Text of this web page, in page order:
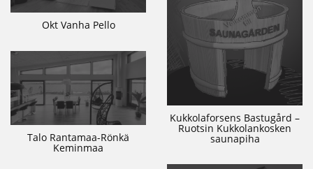
Okt Vanha Pello
Kukkolaforsens Bastugård –
Ruotsin Kukkolankosken
saunapiha
Talo Rantamaa-Rönkä
Keminmaa